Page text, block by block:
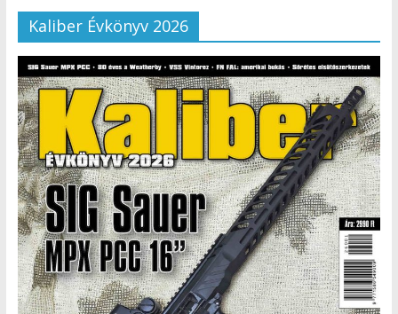
Kaliber Évkönyv 2026